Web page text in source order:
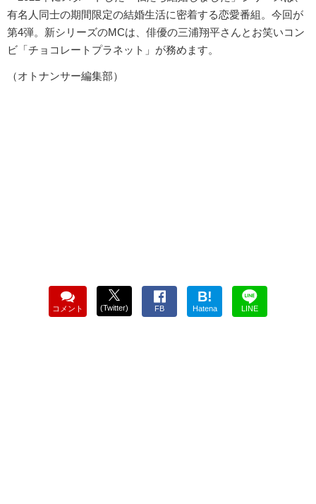
有名人同士の期間限定の結婚生活に密着する恋愛番組。今回が
第4弾。新シリーズのMCは、俳優の三浦翔平さんとお笑いコン
ビ「チョコレートプラネット」が務めます。
（オトナンサー編集部）
コメント (Twitter) FB
B!
Hatena LINE